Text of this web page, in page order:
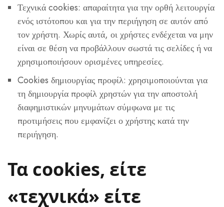
Τεχνικά cookies: απαραίτητα για την ορθή λειτουργία
ενός ιστότοπου και για την περιήγηση σε αυτόν από
τον χρήστη. Χωρίς αυτά, οι χρήστες ενδέχεται να μην
είναι σε θέση να προβάλλουν σωστά τις σελίδες ή να
χρησιμοποιήσουν ορισμένες υπηρεσίες.
Cookies δημιουργίας προφίλ: χρησιμοποιούνται για
τη δημιουργία προφίλ χρηστών για την αποστολή
διαφημιστικών μηνυμάτων σύμφωνα με τις
προτιμήσεις που εμφανίζει ο χρήστης κατά την
περιήγηση.
Τα cookies, είτε
«τεχνικά» είτε